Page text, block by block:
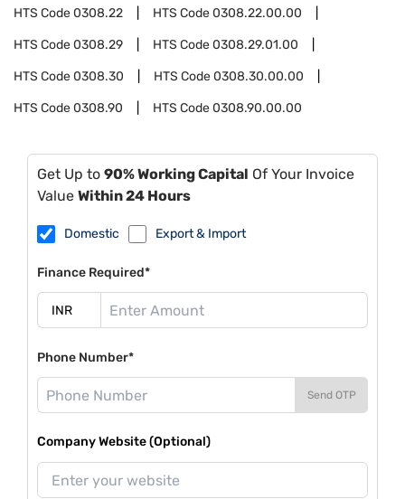
HTS Code0308.22 HTS Code0308.22.00.00
HTS Code0308.29 HTS Code0308.29.01.00
HTS Code0308.30 HTS Code0308.30.00.00
HTS Code0308.90 HTS Code0308.90.00.00
Get Up to 90% Working Capital Of Your Invoice
Value Within 24 Hours
Domestic Export & Import
Finance Required*
Phone Number*
Send OTP
Company Website (Optional)